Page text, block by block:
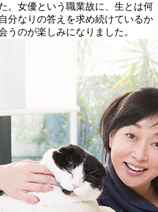
。女優という職業故に、生とは何
分なりの答えを求め続けているか
うのが楽しみになりました。